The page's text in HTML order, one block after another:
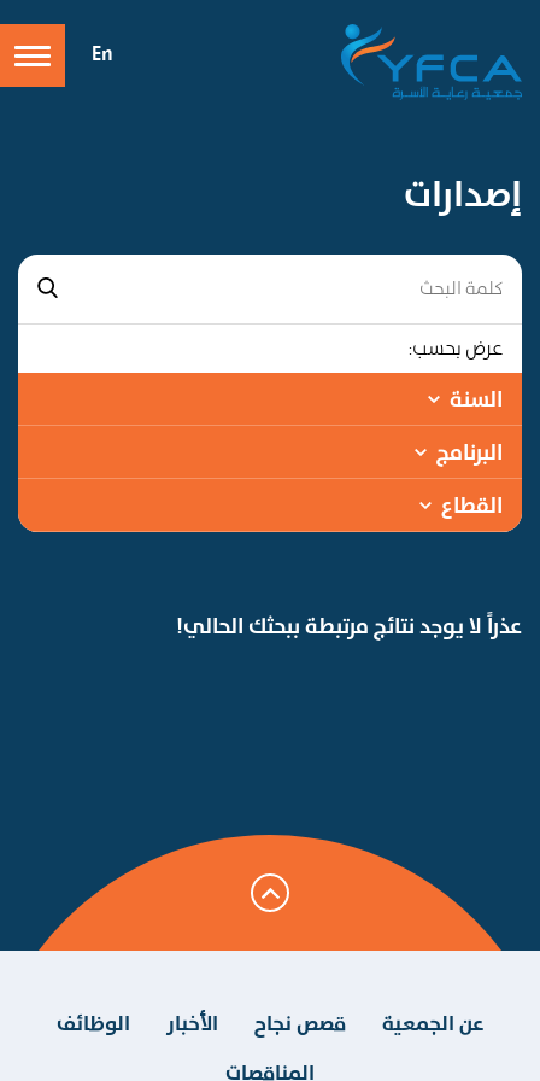
En
إصدارات
عرض بحسب:
السنة
البرنامج
القطاع
عذراً لا يوجد نتائج مرتبطة ببحثك الحالي!
عن الجمعية قصص نجاح الأخبار
الوظائف
المناقصات